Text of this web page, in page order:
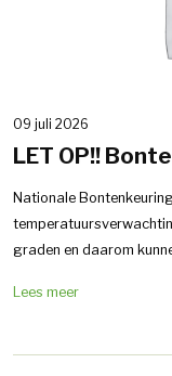
09 juli 2026
LET OP!!
Nationale
graden en daarom
Lees meer